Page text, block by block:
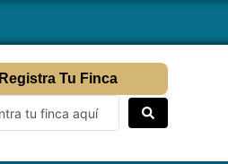
Registra Tu Finca